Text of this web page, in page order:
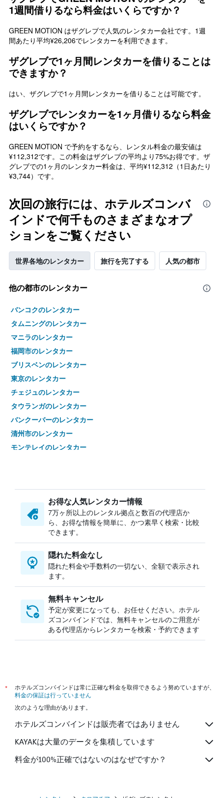
1週間借りるなら料金はいくらですか？
GREEN MOTION はザグレブで人気のレンタカー会社です。1週
間あたり平均¥26,206でレンタカーを利用できます。
ザグレブで1ヶ月間レンタカーを借りることは
できますか？
はい、ザグレブで1ヶ月間レンタカーを借りることは可能です。
ザグレブでレンタカーを1ヶ月借りるなら料金
はいくらですか？
GREEN MOTION で予約をするなら、レンタル料金の最安値は
¥112,312です。この料金はザグレブの平均より75%お得です。ザ
グレブでの1ヶ月のレンタカー料金は、平均¥112,312（1日あたり
¥3,744）です。
次回の旅行には、ホテルズコンバ
インドで何千ものさまざまなオプ
ションをご覧ください
世界各地のレンタカー 旅行を完了する 人気の都市
他の都市のレンタカー
バンコクのレンタカー
タムニングのレンタカー
マニラのレンタカー
福岡市のレンタカー
ブリスベンのレンタカー
東京のレンタカー
チェジュのレンタカー
タウランガのレンタカー
バンクーバーのレンタカー
清州市のレンタカー
モンテレイのレンタカー
名古屋市のレンタカー
オークランドのレンタカー
ケアンズのレンタカー
クイーンズタウンのレンタカー
カポレイのレンタカー
チェンマイのレンタカー
ネルスプロイトのレンタカー
お得な人気レンタカー情報
7万ヶ所以上のレンタル拠点と数百の代理店か
ら、お得な情報を簡単に、かつ素早く検索・比較
できます。
隠れた料金なし
隠れた料金や手数料の一切ない、全額で表示され
ます。
無料キャンセル
予定が変更になっても、お任せください。ホテル
ズコンバインドでは、無料キャンセルのご用意が
ある代理店からレンタカーを検索・予約できます
*
ホテルズコンバインドは常に正確な料金を取得できるよう努めていますが、
料金の保証は行っていません
次のような理由があります。
ホテルズコンバインドは販売者ではありません
KAYAKは大量のデータを集積しています
料金が100%正確ではないのはなぜですか？